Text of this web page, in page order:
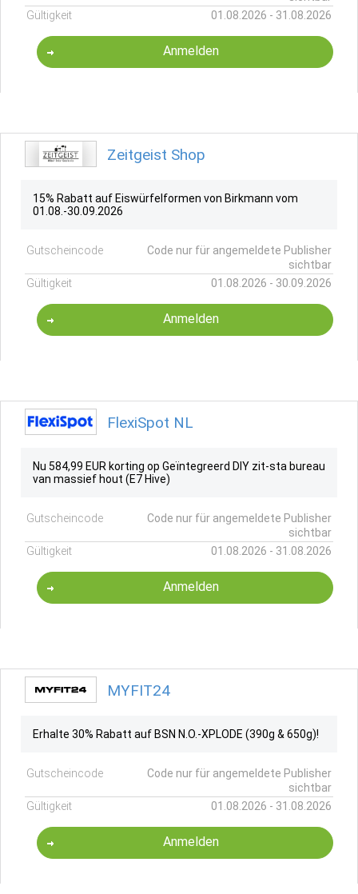
Gültigkeit
01.08.2026 - 31.08.2026
Anmelden
Zeitgeist Shop
15% Rabatt auf Eiswürfelformen von Birkmann vom
01.08.-30.09.2026
Gutscheincode
Code nur für angemeldete Publisher
sichtbar
Gültigkeit
01.08.2026 - 30.09.2026
Anmelden
FlexiSpot NL
Nu 584,99 EUR korting op Geïntegreerd DIY zit-sta bureau
van massief hout (E7 Hive)
Gutscheincode
Code nur für angemeldete Publisher
sichtbar
Gültigkeit
01.08.2026 - 31.08.2026
Anmelden
MYFIT24
Erhalte 30% Rabatt auf BSN N.O.-XPLODE (390g & 650g)!
Gutscheincode
Code nur für angemeldete Publisher
sichtbar
Gültigkeit
01.08.2026 - 31.08.2026
Anmelden